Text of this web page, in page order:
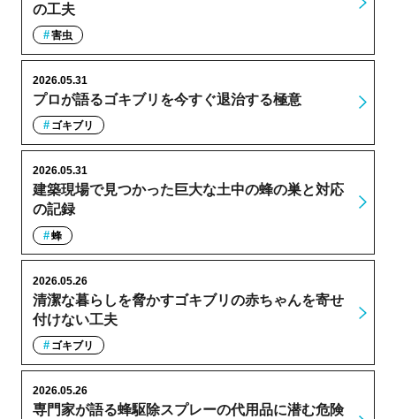
の工夫
害虫
プロが語るゴキブリを今すぐ退治する極意
2026.05.31
ゴキブリ
建築現場で見つかった巨大な土中の蜂の巣と対応
の記録
2026.05.31
蜂
清潔な暮らしを脅かすゴキブリの赤ちゃんを寄せ
付けない工夫
2026.05.26
ゴキブリ
専門家が語る蜂駆除スプレーの代用品に潜む危険
2026.05.26